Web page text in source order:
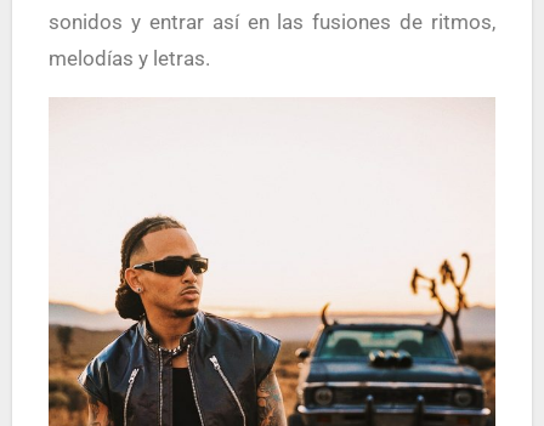
sonidos y entrar así en las fusiones de ritmos,
melodías y letras.